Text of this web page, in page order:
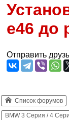
е46 до
Отправить
Список форумов
BMW 3 Серия / 4